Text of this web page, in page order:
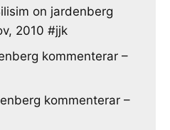
on jardenberg
2010 #jjk
kommenterar –
kommenterar –